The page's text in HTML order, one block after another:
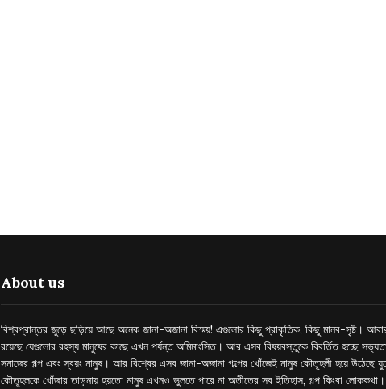
About us
বিশ্বপ্রান্তর জুড়ে ছড়িয়ে আছে অনেক জানা-অজানা বিস্ময়! এগুলোর কিছু প্রাকৃতিক, কিছু মানব-সৃষ্ট।
রয়েছে যেগুলোর রহস্য মানুষের কাছে এখন পর্যন্ত অমিমাংসিত। আর এসব বিষয়বস্তুকে বিবর্তিত হচ্ছে
সমাজের গল্প এবং স্বয়ং মানুষ। আর বিশ্বের এসব জানা-অজানা গল্পের খোঁজেই মানুষ কৌতূহলী হয়ে উঠেছে
কৌতূহলকে খোঁজার তাড়নায় হয়তো মানুষ এখনও ভুলতে পারে না অতীতের সব ইতিহাস, গল্প কিংবা